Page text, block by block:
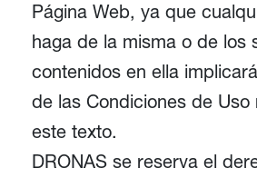
Página Web, ya que
haga de la misma o de los
contenidos en ella
de las Condiciones de Uso
este texto.
DRONAS se reserva el